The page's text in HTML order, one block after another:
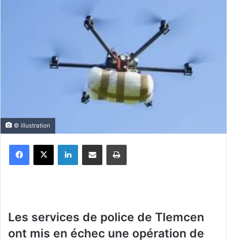
© illustration
Les services de police de Tlemcen
ont mis en échec une opération de